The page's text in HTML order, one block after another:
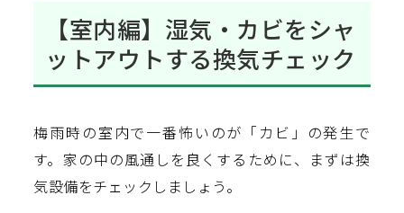
【室内編】湿気・カビをシャ
ットアウトする換気チェック
梅雨時の室内で一番怖いのが「カビ」の発生で
す。家の中の風通しを良くするために、まずは換
気設備をチェックしましょう。